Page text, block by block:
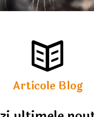
Articole Blog